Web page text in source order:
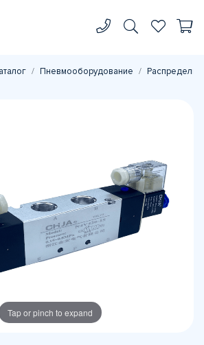
Пневмооборудование
Tap or pinch to expand